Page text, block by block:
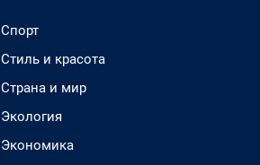
Спорт
Стиль и красота
Страна и мир
Экология
Экономика